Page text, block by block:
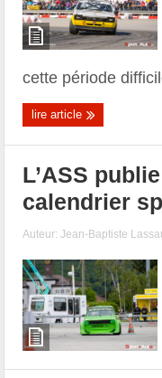
cette période
lire article
L’ASS
calendrier
Auteur:Jean-Baptiste